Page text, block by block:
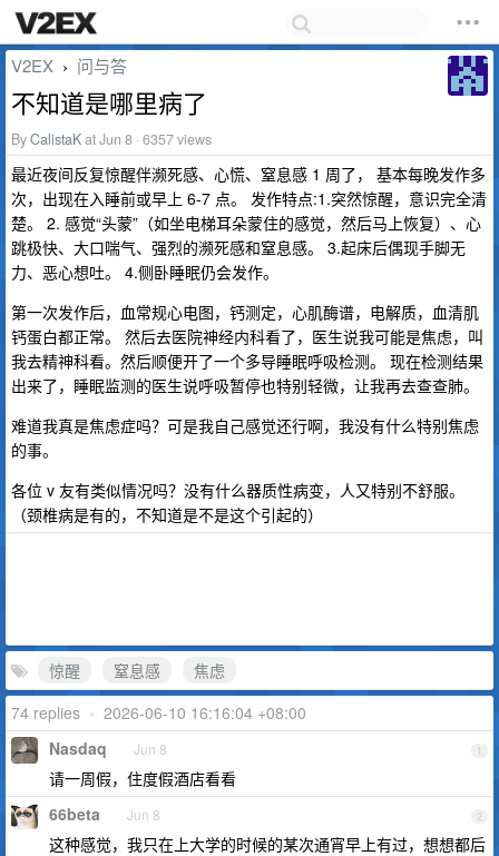
V2EX › 问与答
不知道是哪里病了
ByCalistaKat Jun 8 · 6357 views
最近夜间反复惊醒伴濒死感、心慌、窒息感 1 周了， 基本每晚发作多
次，出现在入睡前或早上 6-7 点。 发作特点:1.突然惊醒，意识完全清
楚。 2. 感觉“头蒙”（如坐电梯耳朵蒙住的感觉，然后马上恢复）、心
跳极快、大口喘气、强烈的濒死感和窒息感。 3.起床后偶现手脚无
力、恶心想吐。 4.侧卧睡眠仍会发作。
第一次发作后，血常规心电图，钙测定，心肌酶谱，电解质，血清肌
钙蛋白都正常。 然后去医院神经内科看了，医生说我可能是焦虑，叫
我去精神科看。然后顺便开了一个多导睡眠呼吸检测。 现在检测结果
出来了，睡眠监测的医生说呼吸暂停也特别轻微，让我再去查查肺。
难道我真是焦虑症吗？可是我自己感觉还行啊，我没有什么特别焦虑
的事。
各位 v 友有类似情况吗？没有什么器质性病变，人又特别不舒服。
（颈椎病是有的，不知道是不是这个引起的）
惊醒 窒息感
焦虑
74 replies • 2026-06-10 16:16:04 +08:00
1
Nasdaq Jun 8
请一周假，住度假酒店看看
2
66beta Jun 8
这种感觉，我只在上大学的时候的某次通宵早上有过，想想都后